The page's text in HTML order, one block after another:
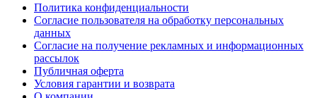
Политика конфиденциальности
Согласие пользователя на обработку персональных
данных
Согласие на получение рекламных и информационных
рассылок
Публичная оферта
Условия гарантии и возврата